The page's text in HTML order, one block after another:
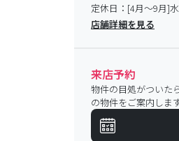
定休日： [4月～9月]
店舗詳細を見る
来店予約
物件の目処がついた
の物件をご案内します